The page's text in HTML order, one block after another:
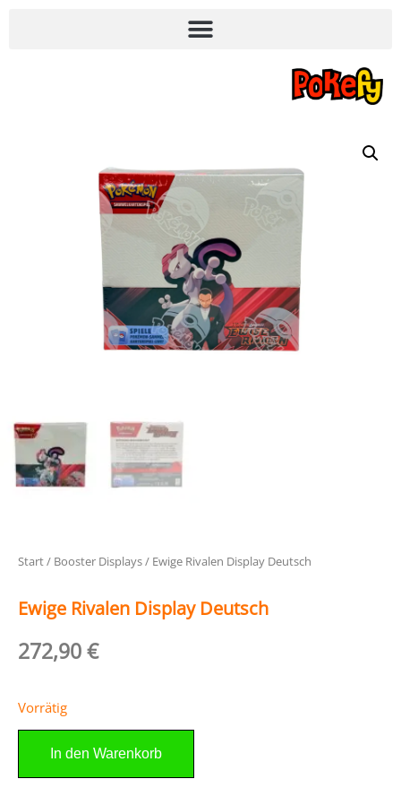
Start/ Booster Displays/ Ewige Rivalen Display Deutsch
Ewige Rivalen Display Deutsch
272,90€
Vorrätig
In den Warenkorb